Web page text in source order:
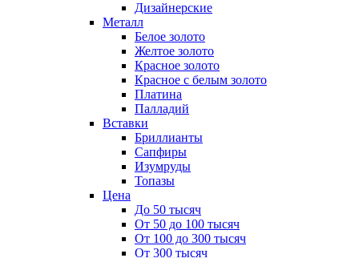
Дизайнерские
Металл
Белое золото
Желтое золото
Красное золото
Красное с белым золото
Платина
Палладий
Вставки
Бриллианты
Сапфиры
Изумруды
Топазы
Цена
До 50 тысяч
От 50 до 100 тысяч
От 100 до 300 тысяч
От 300 тысяч